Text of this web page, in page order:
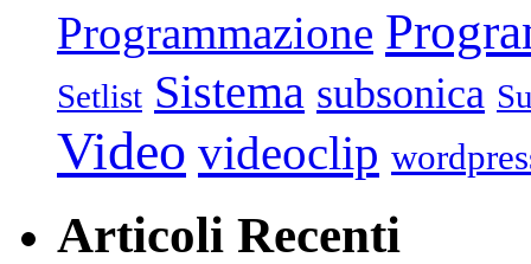
Programmazione
Setlist Sistema subsonica
Video videoclip
Articoli Recenti